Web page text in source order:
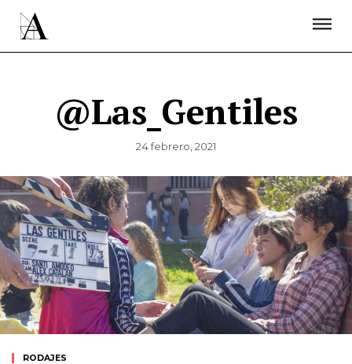
@Las_Gentiles
24 febrero, 2021
RODAJES
ÚNETE A LA ACADEMIA DE CINE
PRENSA